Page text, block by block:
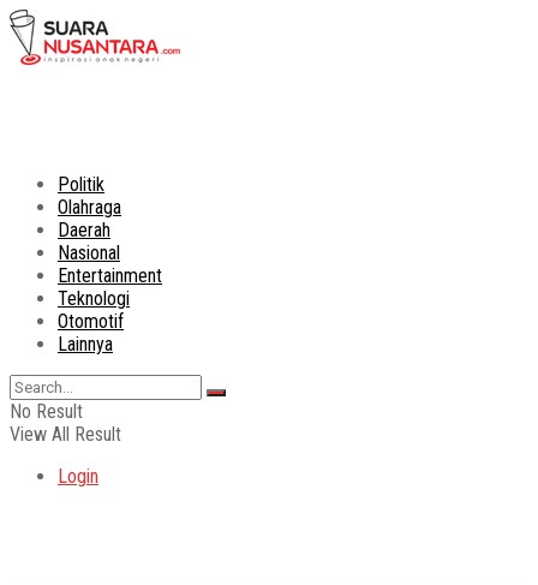
Politik
Olahraga
Daerah
Nasional
Entertainment
Teknologi
Otomotif
Lainnya
No Result
View All Result
Login